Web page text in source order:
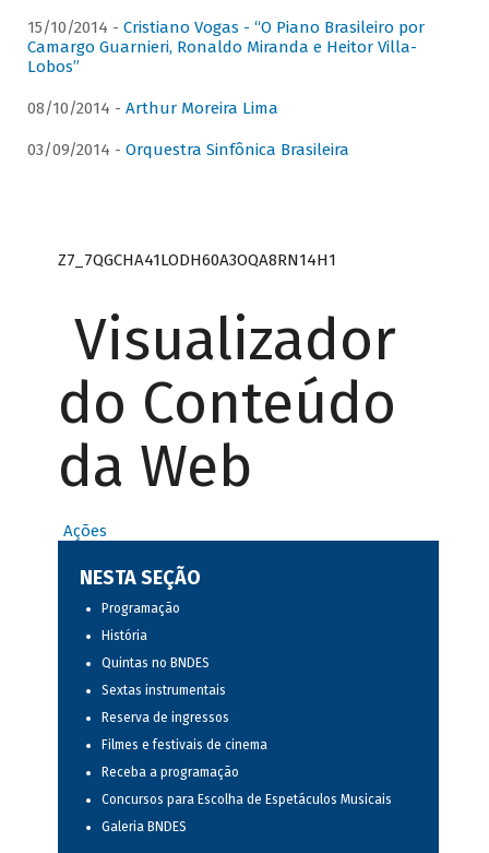
15/10/2014 - Cristiano Vogas - “O Piano Brasileiro por
Camargo Guarnieri, Ronaldo Miranda e Heitor Villa-
Lobos”
08/10/2014 - Arthur Moreira Lima
03/09/2014 - Orquestra Sinfônica Brasileira
Z7_7QGCHA41LODH60A3OQA8RN14H1
Visualizador
do Conteúdo
da Web
Ações
NESTA SEÇÃO
Programação
História
Quintas no BNDES
Sextas instrumentais
Reserva de ingressos
Filmes e festivais de cinema
Receba a programação
Concursos para Escolha de Espetáculos Musicais
Galeria BNDES